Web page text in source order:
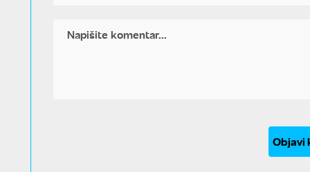
Objavi